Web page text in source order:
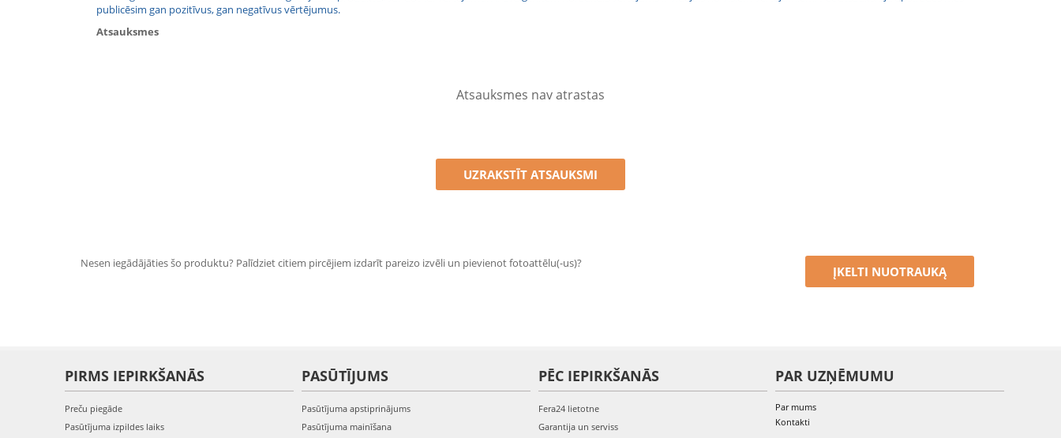
publicēsim gan pozitīvus, gan negatīvus vērtējumus.
Atsauksmes
Atsauksmes nav atrastas
UZRAKSTĪT ATSAUKSMI
Nesen iegādājāties šo produktu? Palīdziet citiem pircējiem izdarīt pareizo izvēli un pievienot fotoattēlu(-us)?
ĮKELTI NUOTRAUKĄ
PIRMS IEPIRKŠANĀS
Preču piegāde
Pasūtījuma izpildes laiks
PASŪTĪJUMS
Pasūtījuma apstiprinājums
Pasūtījuma mainīšana
PĒC IEPIRKŠANĀS
Fera24 lietotne
Garantija un serviss
PAR UZŅĒMUMU
Par mums
Kontakti